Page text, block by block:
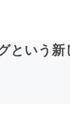
いう新